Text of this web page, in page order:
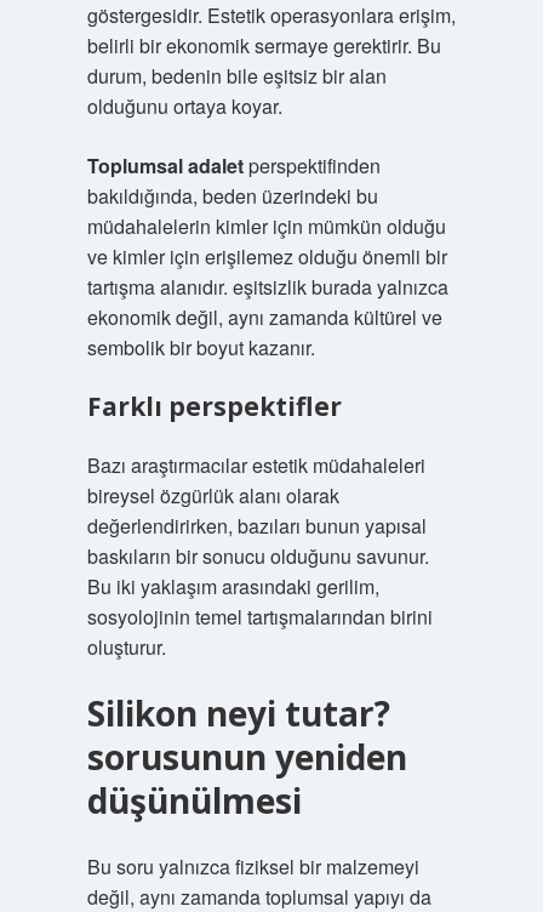
göstergesidir. Estetik operasyonlara erişim,
belirli bir ekonomik sermaye gerektirir. Bu
durum, bedenin bile eşitsiz bir alan
olduğunu ortaya koyar.
Toplumsal adaletperspektifinden
bakıldığında, beden üzerindeki bu
müdahalelerin kimler için mümkün olduğu
ve kimler için erişilemez olduğu önemli bir
tartışma alanıdır. eşitsizlikburada yalnızca
ekonomik değil, aynı zamanda kültürel ve
sembolik bir boyut kazanır.
Farklı perspektifler
Bazı araştırmacılar estetik müdahaleleri
bireysel özgürlük alanı olarak
değerlendirirken, bazıları bunun yapısal
baskıların bir sonucu olduğunu savunur.
Bu iki yaklaşım arasındaki gerilim,
sosyolojinin temel tartışmalarından birini
oluşturur.
Silikon neyi tutar?
sorusunun yeniden
düşünülmesi
Bu soru yalnızca fiziksel bir malzemeyi
değil, aynı zamanda toplumsal yapıyı da